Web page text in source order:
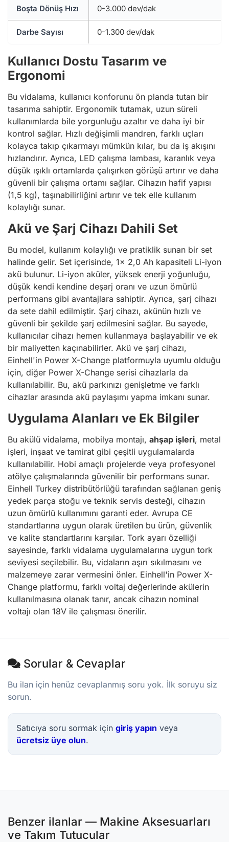
Boşta Dönüş Hızı 0-3.000 dev/dak
Darbe Sayısı 0-1.300 dev/dak
Kullanıcı Dostu Tasarım ve
Ergonomi
Bu vidalama, kullanıcı konforunu ön planda tutan bir
tasarıma sahiptir. Ergonomik tutamak, uzun süreli
kullanımlarda bile yorgunluğu azaltır ve daha iyi bir
kontrol sağlar. Hızlı değişimli mandren, farklı uçları
kolayca takıp çıkarmayı mümkün kılar, bu da iş akışını
hızlandırır. Ayrıca, LED çalışma lambası, karanlık veya
düşük ışıklı ortamlarda çalışırken görüşü artırır ve daha
güvenli bir çalışma ortamı sağlar. Cihazın hafif yapısı
(1,5 kg), taşınabilirliğini artırır ve tek elle kullanım
kolaylığı sunar.
Akü ve Şarj Cihazı Dahili Set
Bu model, kullanım kolaylığı ve pratiklik sunan bir set
halinde gelir. Set içerisinde, 1x 2,0 Ah kapasiteli Li-iyon
akü bulunur. Li-iyon aküler, yüksek enerji yoğunluğu,
düşük kendi kendine deşarj oranı ve uzun ömürlü
performans gibi avantajlara sahiptir. Ayrıca, şarj cihazı
da sete dahil edilmiştir. Şarj cihazı, akünün hızlı ve
güvenli bir şekilde şarj edilmesini sağlar. Bu sayede,
kullanıcılar cihazı hemen kullanmaya başlayabilir ve ek
bir maliyetten kaçınabilirler. Akü ve şarj cihazı,
Einhell'in Power X-Change platformuyla uyumlu olduğu
için, diğer Power X-Change serisi cihazlarla da
kullanılabilir. Bu, akü parkınızı genişletme ve farklı
cihazlar arasında akü paylaşımı yapma imkanı sunar.
Uygulama Alanları ve Ek Bilgiler
Bu akülü vidalama, mobilya montajı, ahşap işleri, metal
işleri, inşaat ve tamirat gibi çeşitli uygulamalarda
kullanılabilir. Hobi amaçlı projelerde veya profesyonel
atölye çalışmalarında güvenilir bir performans sunar.
Einhell Turkey distribütörlüğü tarafından sağlanan geniş
yedek parça stoğu ve teknik servis desteği, cihazın
uzun ömürlü kullanımını garanti eder. Avrupa CE
standartlarına uygun olarak üretilen bu ürün, güvenlik
ve kalite standartlarını karşılar. Tork ayarı özelliği
sayesinde, farklı vidalama uygulamalarına uygun tork
seviyesi seçilebilir. Bu, vidaların aşırı sıkılmasını ve
malzemeye zarar vermesini önler. Einhell'in Power X-
Change platformu, farklı voltaj değerlerinde akülerin
kullanılmasına olanak tanır, ancak cihazın nominal
voltajı olan 18V ile çalışması önerilir.
Sorular & Cevaplar
Bu ilan için henüz cevaplanmış soru yok. İlk soruyu siz
sorun.
Satıcıya soru sormak için giriş yapın veya
ücretsiz üye olun.
Benzer ilanlar — Makine Aksesuarları
ve Takım Tutucular